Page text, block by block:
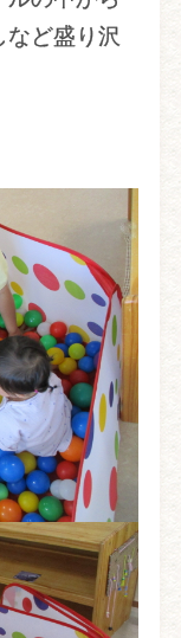
など盛り沢